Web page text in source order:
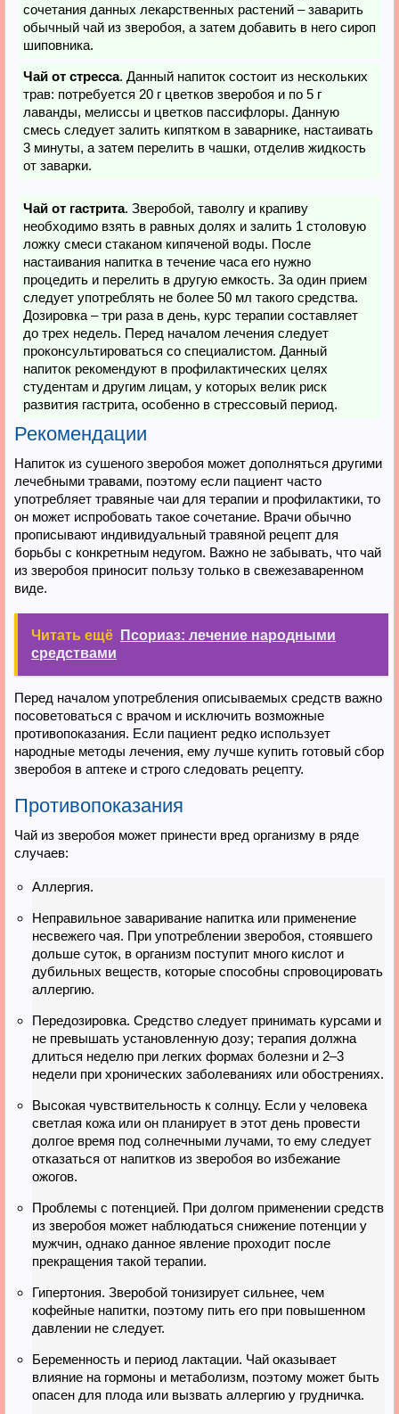
сочетания данных лекарственных растений – заварить
обычный чай из зверобоя, а затем добавить в него сироп
шиповника.
Чай от стресса. Данный напиток состоит из нескольких
трав: потребуется 20 г цветков зверобоя и по 5 г
лаванды, мелиссы и цветков пассифлоры. Данную
смесь следует залить кипятком в заварнике, настаивать
3 минуты, а затем перелить в чашки, отделив жидкость
от заварки.
Чай от гастрита. Зверобой, таволгу и крапиву
необходимо взять в равных долях и залить 1 столовую
ложку смеси стаканом кипяченой воды. После
настаивания напитка в течение часа его нужно
процедить и перелить в другую емкость. За один прием
следует употреблять не более 50 мл такого средства.
Дозировка – три раза в день, курс терапии составляет
до трех недель. Перед началом лечения следует
проконсультироваться со специалистом. Данный
напиток рекомендуют в профилактических целях
студентам и другим лицам, у которых велик риск
развития гастрита, особенно в стрессовый период.
Рекомендации
Напиток из сушеного зверобоя может дополняться другими
лечебными травами, поэтому если пациент часто
употребляет травяные чаи для терапии и профилактики, то
он может испробовать такое сочетание. Врачи обычно
прописывают индивидуальный травяной рецепт для
борьбы с конкретным недугом. Важно не забывать, что чай
из зверобоя приносит пользу только в свежезаваренном
виде.
Читать ещё
Псориаз: лечение народными
средствами
Перед началом употребления описываемых средств важно
посоветоваться с врачом и исключить возможные
противопоказания. Если пациент редко использует
народные методы лечения, ему лучше купить готовый сбор
зверобоя в аптеке и строго следовать рецепту.
Противопоказания
Чай из зверобоя может принести вред организму в ряде
случаев:
Аллергия.
Неправильное заваривание напитка или применение
несвежего чая. При употреблении зверобоя, стоявшего
дольше суток, в организм поступит много кислот и
дубильных веществ, которые способны спровоцировать
аллергию.
Передозировка. Средство следует принимать курсами и
не превышать установленную дозу; терапия должна
длиться неделю при легких формах болезни и 2–3
недели при хронических заболеваниях или обострениях.
Высокая чувствительность к солнцу. Если у человека
светлая кожа или он планирует в этот день провести
долгое время под солнечными лучами, то ему следует
отказаться от напитков из зверобоя во избежание
ожогов.
Проблемы с потенцией. При долгом применении средств
из зверобоя может наблюдаться снижение потенции у
мужчин, однако данное явление проходит после
прекращения такой терапии.
Гипертония. Зверобой тонизирует сильнее, чем
кофейные напитки, поэтому пить его при повышенном
давлении не следует.
Беременность и период лактации. Чай оказывает
влияние на гормоны и метаболизм, поэтому может быть
опасен для плода или вызвать аллергию у грудничка.